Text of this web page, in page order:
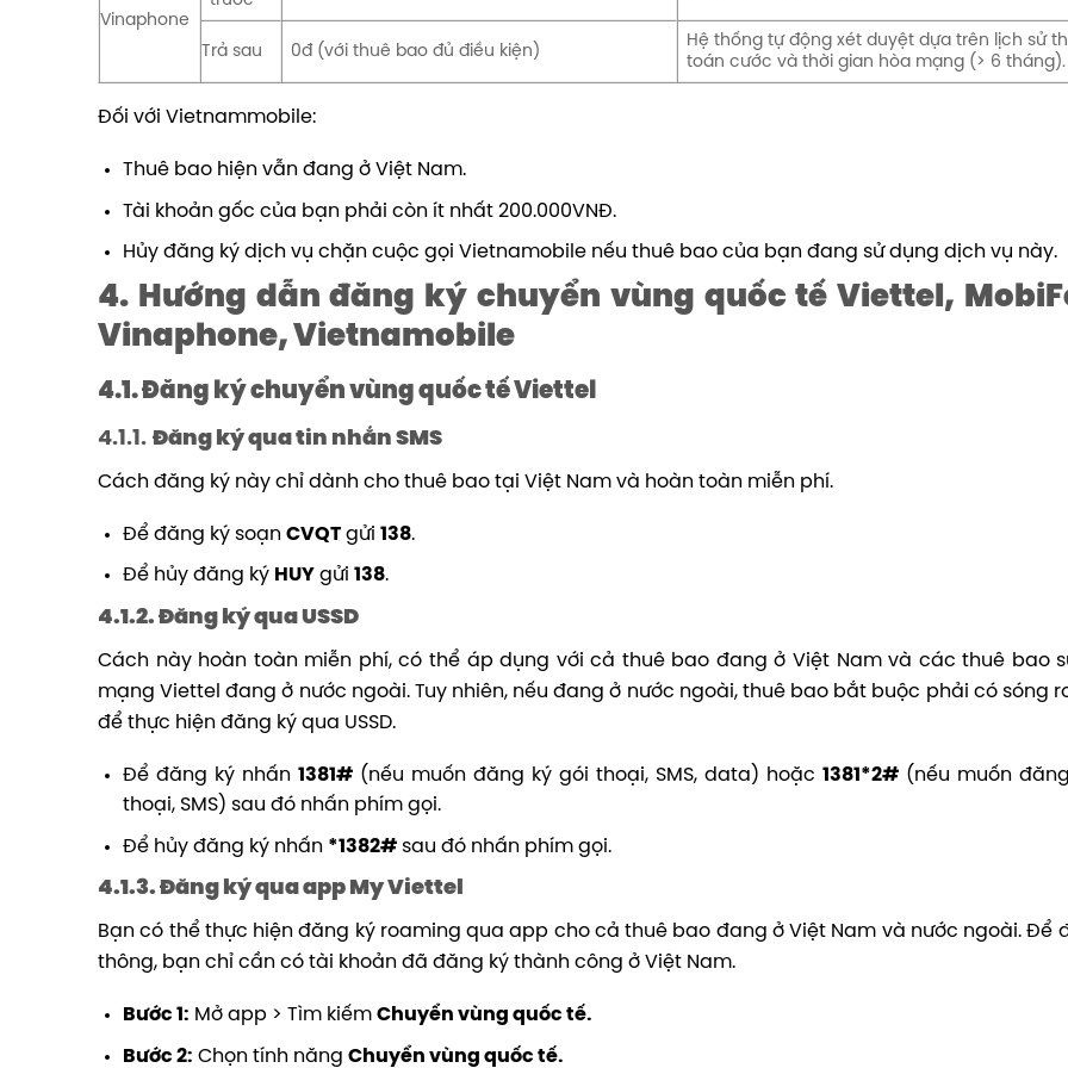
Vinaphone
Trả sau 0đ (với thuê bao đủ điều kiện)
Hệ thống tự động xét duyệt dựa trên lịch sử
toán cước và thời gian hòa mạng (> 6 tháng).
Đối với Vietnammobile:
Thuê bao hiện vẫn đang ở Việt Nam.
Tài khoản gốc của bạn phải còn ít nhất 200.000VNĐ.
Hủy đăng ký dịch vụ chặn cuộc gọi Vietnamobile nếu thuê bao của bạn đang sử dụng dịch vụ này.
4. Hướng dẫn đăng ký chuyển vùng quốc tế Viettel,
Vinaphone, Vietnamobile
4.1. Đăng ký chuyển vùng quốc tế Viettel
4.1.1. Đăng ký qua tin nhắn SMS
Cách đăng ký này chỉ dành cho thuê bao tại Việt Nam và hoàn toàn miễn phí.
Để đăng ký soạn CVQTgửi 138.
Để hủy đăng ký HUYgửi 138.
4.1.2. Đăng ký qua USSD
Cách này hoàn toàn miễn phí, có thể áp dụng với cả thuê bao đang ở Việt Nam và các thuê bao
mạng Viettel đang ở nước ngoài. Tuy nhiên, nếu đang ở nước ngoài, thuê bao bắt buộc phải có sóng
để thực hiện đăng ký qua USSD.
Để đăng ký nhấn 1381#(nếu muốn đăng ký gói thoại, SMS, data) hoặc 1381*2#(nếu muốn
thoại, SMS) sau đó nhấn phím gọi.
Để hủy đăng ký nhấn *1382#sau đó nhấn phím gọi.
4.1.3. Đăng ký qua app My Viettel
Bạn có thể thực hiện đăng ký roaming qua app cho cả thuê bao đang ở Việt Nam và nước ngoài. Để
thông, bạn chỉ cần có tài khoản đã đăng ký thành công ở Việt Nam.
Bước 1: Mở app > Tìm kiếm Chuyển vùng quốc tế.
Bước 2: Chọn tính năng Chuyển vùng quốc tế.